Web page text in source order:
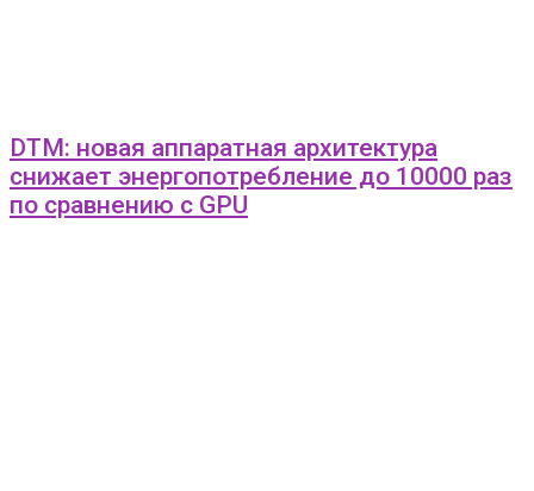
DTM: новая аппаратная архитектура
снижает энергопотребление до 10000 раз
по сравнению с GPU